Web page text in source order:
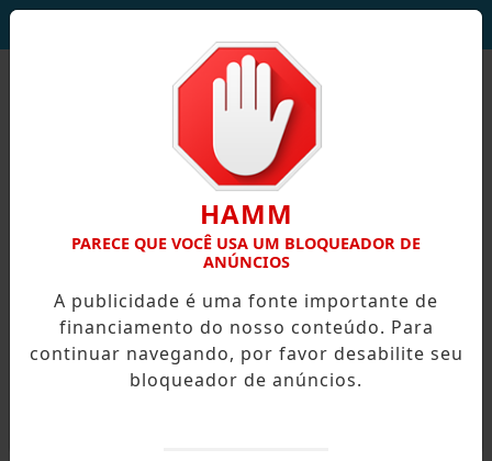
HAMM
PARECE QUE VOCÊ USA UM BLOQUEADOR DE
ANÚNCIOS
A publicidade é uma fonte importante de
financiamento do nosso conteúdo. Para
continuar navegando, por favor desabilite seu
bloqueador de anúncios.